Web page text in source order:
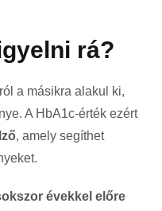
rá?
a másikra alakul ki,
A HbA1c-érték ezért
, amely segíthet
évekkel előre